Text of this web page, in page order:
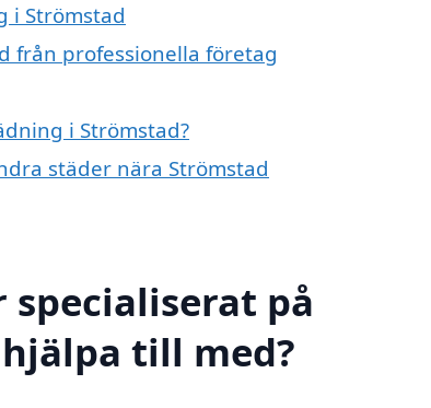
i Strömstad
från professionella företag
i Strömstad?
städer nära Strömstad
på
till med?